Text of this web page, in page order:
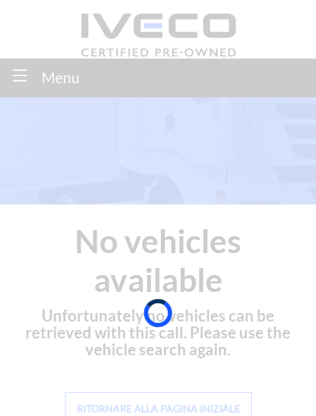
Menu
No vehicles
available
Unfortunately no vehicles can be
retrieved with this call. Please use the
vehicle search again.
RITORNARE ALLA PAGINA INIZIALE